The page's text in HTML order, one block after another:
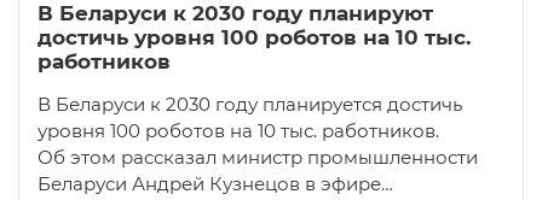
В Беларуси к 2030 году планируют
достичь уровня 100 роботов на 10 тыс.
работников
В Беларуси к 2030 году планируется достичь
уровня 100 роботов на 10 тыс. работников.
Об этом рассказал министр промышленности
Беларуси Андрей Кузнецов в эфире…